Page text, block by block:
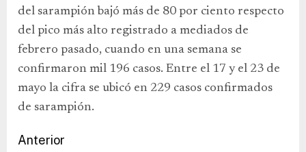
del sarampión bajó más de 80 por ciento respecto
del pico más alto registrado a mediados de
febrero pasado, cuando en una semana se
confirmaron mil 196 casos. Entre el 17 y el 23 de
mayo la cifra se ubicó en 229 casos confirmados
de sarampión.
Anterior